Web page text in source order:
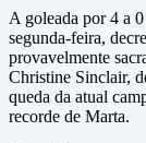
A goleada por 4 a
segunda-feira,
provavelmente
Christine Sinclair,
queda da atual
recorde de Marta.